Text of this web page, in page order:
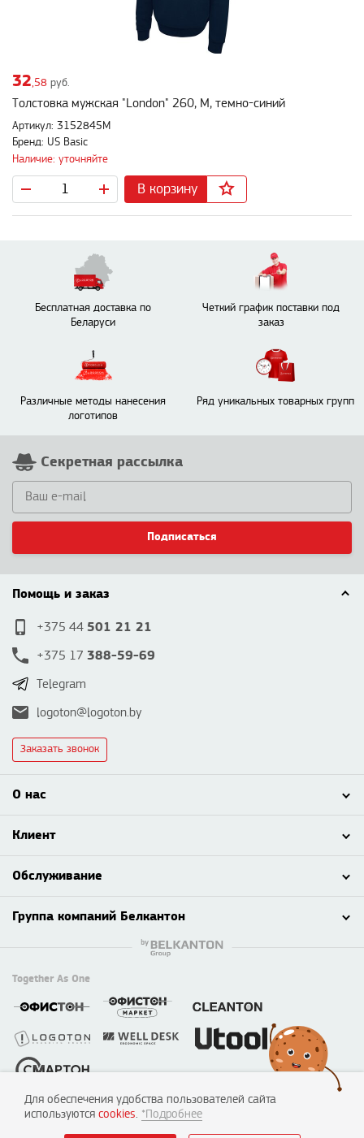
32,58 руб.
Толстовка мужская "London" 260, M, темно-синий
Артикул: 3152845M
Бренд: US Basic
Наличие: уточняйте
В корзину
Бесплатная доставка по
Беларуси
Четкий график поставки под
заказ
Различные методы нанесения
логотипов
Ряд уникальных товарных групп
Секретная рассылка
Подписаться
Помощь и заказ
+375 44 501 21 21
+375 17 388-59-69
Telegram
logoton@logoton.by
Заказать звонок
О нас
Клиент
Обслуживание
Группа компаний Белкантон
© 2003 - 2026 ООО «Смартон», Логотон™
220138, г. Минск, пер. Липковский, д. 22, каб. 50
Together As One
Для обеспечения удобства пользователей сайта
используются cookies. *Подробнее